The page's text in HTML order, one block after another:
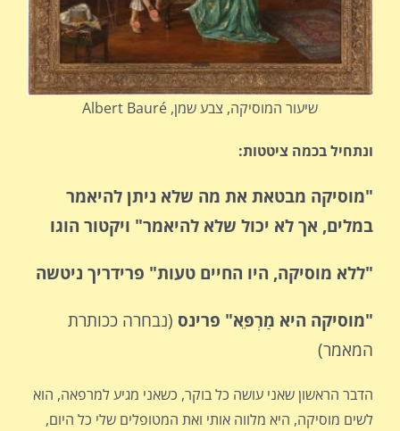
שיעור המוסיקה, צבע שמן, Albert Bauré
ונתחיל בכמה ציטטות:
"מוסיקה מבטאת את מה שלא ניתן להיאמר
במלים, אך לא יכול שלא להיאמר" ויקטור הוגו
"ללא מוסיקה, היו החיים טעות" פרידריך ניטשה
"מוסיקה היא מַרְפֵּא" פרינס (נבחרה ככותרת
המאמר)
הדבר הראשון שאני עושה כל בוקר, כשאני מגיע למרפאה, הוא
לשים מוסיקה, היא מלווה אותי ואת המטופלים שלי כל היום,